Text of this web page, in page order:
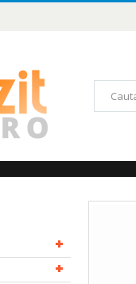
Căutare